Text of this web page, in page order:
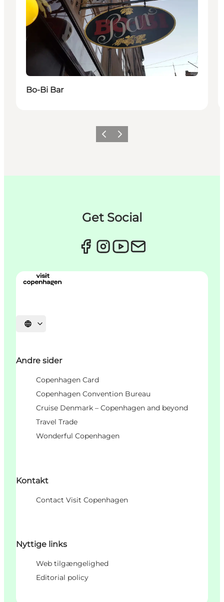
Bo-Bi Bar
ForrigeNæste
Get Social
Vælg sprog
Andre sider
Copenhagen Card
Copenhagen Convention Bureau
Cruise Denmark – Copenhagen and beyond
Travel Trade
Wonderful Copenhagen
Kontakt
Contact Visit Copenhagen
Nyttige links
Web tilgængelighed
Editorial policy